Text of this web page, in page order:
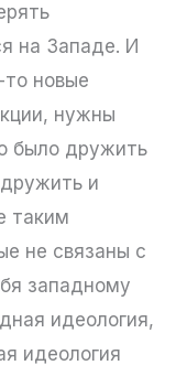
на Западе. И
новые
нужны
было дружить
и
таким
не связаны с
западному
идеология,
идеология